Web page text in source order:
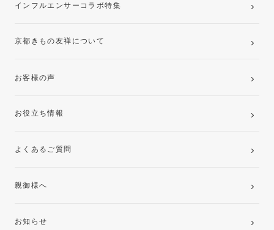
インフルエンサーコラボ特集
京都きもの友禅について
お客様の声
お役立ち情報
よくあるご質問
親御様へ
お知らせ